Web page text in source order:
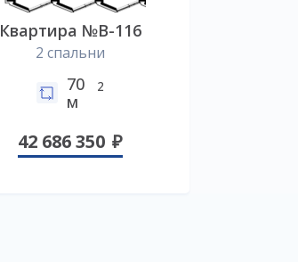
Квартира №B-116
2 спальни
70
м
2
42 686 350